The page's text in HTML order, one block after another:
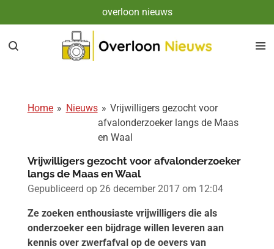
direct
naar
overloon nieuws
Home » Nieuws » Vrijwilligers gezocht voor
afvalonderzoeker langs de Maas
en Waal
Vrijwilligers gezocht voor afvalonderzoeker
langs de Maas en Waal
Gepubliceerd op 26 december 2017 om 12:04
Ze zoeken enthousiaste vrijwilligers die als
onderzoeker een bijdrage willen leveren aan
kennis over zwerfafval op de oevers van